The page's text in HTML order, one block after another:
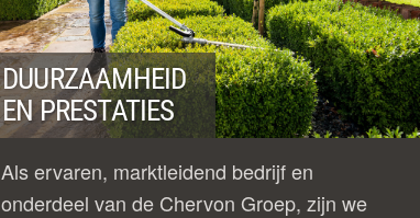
DUURZAAMHEID
EN PRESTATIES
Als ervaren, marktleidend bedrijf en
onderdeel van de Chervon Groep, zijn we